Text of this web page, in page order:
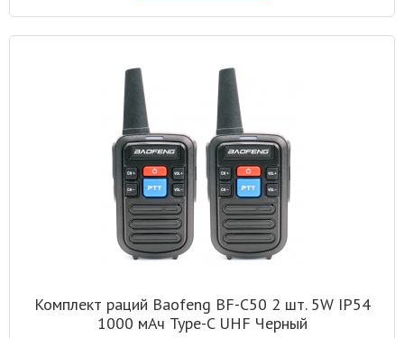
Комплект раций Baofeng BF-C50 2 шт. 5W IP54
1000 мАч Type-C UHF Черный